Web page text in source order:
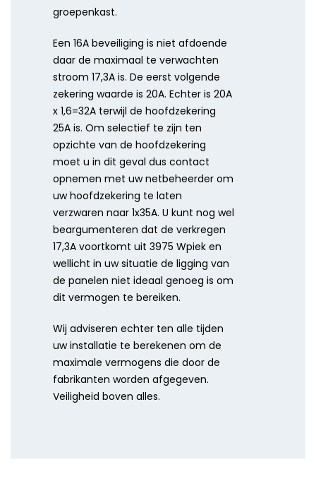
groepenkast.
Een 16A beveiliging is niet afdoende
daar de maximaal te verwachten
stroom 17,3A is. De eerst volgende
zekering waarde is 20A. Echter is 20A
x 1,6=32A terwijl de hoofdzekering
25A is. Om selectief te zijn ten
opzichte van de hoofdzekering
moet u in dit geval dus contact
opnemen met uw netbeheerder om
uw hoofdzekering te laten
verzwaren naar 1x35A. U kunt nog wel
beargumenteren dat de verkregen
17,3A voortkomt uit 3975 Wpiek en
wellicht in uw situatie de ligging van
de panelen niet ideaal genoeg is om
dit vermogen te bereiken.
Wij adviseren echter ten alle tijden
uw installatie te berekenen om de
maximale vermogens die door de
fabrikanten worden afgegeven.
Veiligheid boven alles.